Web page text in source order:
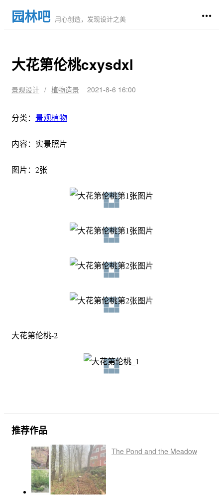
园林吧 用心创造，发现设计之美
大花第伦桃cxysdxl
景观设计 / 植物造景 2021-8-6 16:00
分类： 景观植物
内容：实景照片
图片：2张
大花第伦桃-2
推荐作品
The Pond and the Meadow